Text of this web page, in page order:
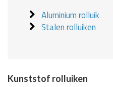
Aluminium rolluik
Stalen rolluiken
Kunststof rolluiken